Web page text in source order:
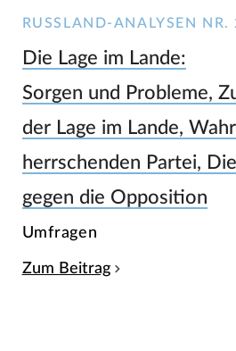
RUSSLAND-ANALYSEN
Die Lage im Lande:
Sorgen und Probleme,
der Lage im Lande,
herrschenden Partei,
gegen die Opposition
Umfragen
Zum Beitrag